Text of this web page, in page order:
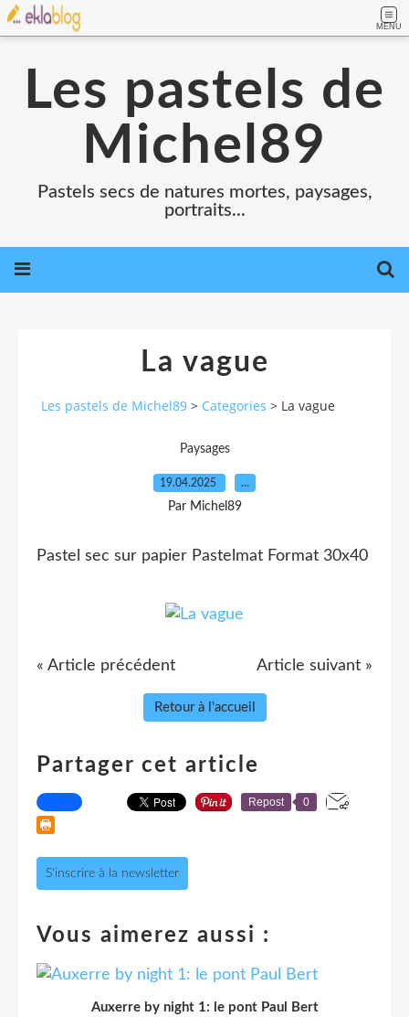
MENU
Les pastels de
Michel89
Pastels secs de natures mortes, paysages,
portraits...
La vague
Les pastels de Michel89 > Categories > La vague
Paysages
19.04.2025 …
Par Michel89
Pastel sec sur papier Pastelmat Format 30x40
« Article précédent Article suivant »
Retour à l'accueil
Partager cet article
Repost 0
S'inscrire à la newsletter
Vous aimerez aussi :
Auxerre by night 1: le pont Paul Bert